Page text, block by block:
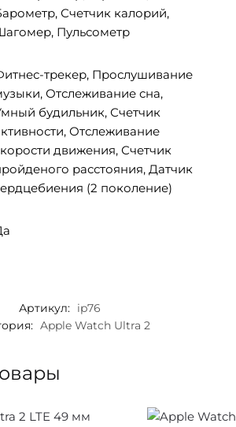
Счетчик калорий,
Пульсометр
трекер, Прослушивание
Отслеживание сна,
будильник, Счетчик
Отслеживание
движения, Счетчик
расстояния, Датчик
(2 поколение)
Артикул: ip76
Apple Watch Ultra 2